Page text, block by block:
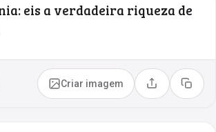
eis a verdadeira riqueza de
Criar imagem Compartilhar
Copiar